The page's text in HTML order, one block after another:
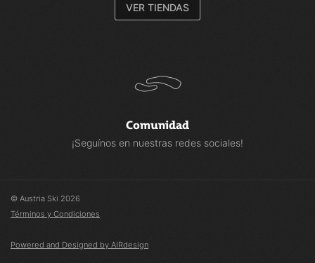
VER TIENDAS
Comunidad
¡Seguínos en nuestras redes sociales!
© Austria Ski 2026
Términos y Condiciones
Powered and Designed by AIRdesign